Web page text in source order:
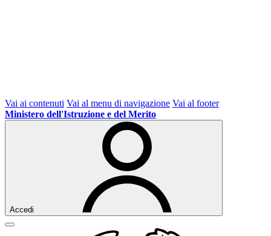
Vai ai contenuti Vai al menu di navigazione Vai al footer
Ministero dell'Istruzione e del Merito
Accedi